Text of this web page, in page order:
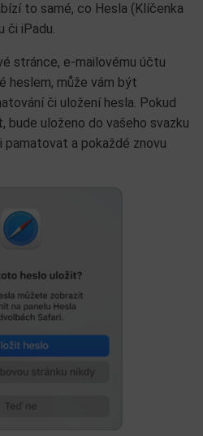
to samé, co Hesla (Klíčenka
či iPadu.
stránce, e‑mailovému účtu
heslem, může vám být
či uložení hesla. Pokud
bude uloženo do vašeho svazku
pamatovat a pokaždé znovu